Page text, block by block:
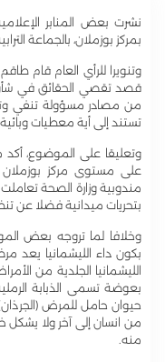
نشرت بعض المنابر
بمركز بوزملان، بالجماعة
قصد تقصي الحقائق في
من مصادر مسؤولة تنفي
تستند إلى أية معطيات
وتعليقا على الموضوع، أكد
على مستوى مركز
مندوبية وزارة الصحة
بتحريات ميدانية فضلا عن
وخلافا لما تروجه بعض
بكون داء الليشمانيا يعد
الليشمانيا الجلدية من
بعوضة تسمى الذبابة
حيوان حامل للمرض
من انسان إلى آخر ولا يشكل
منه.